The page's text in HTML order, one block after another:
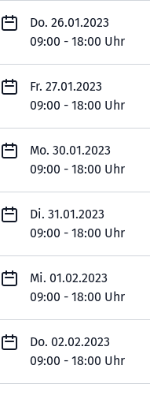
Do. 26.01.2023
09:00 - 18:00 Uhr
Fr. 27.01.2023
09:00 - 18:00 Uhr
Mo. 30.01.2023
09:00 - 18:00 Uhr
Di. 31.01.2023
09:00 - 18:00 Uhr
Mi. 01.02.2023
09:00 - 18:00 Uhr
Do. 02.02.2023
09:00 - 18:00 Uhr